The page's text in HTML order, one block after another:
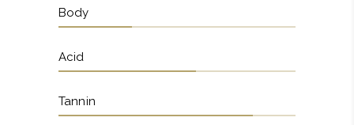
Body
Acid
Tannin